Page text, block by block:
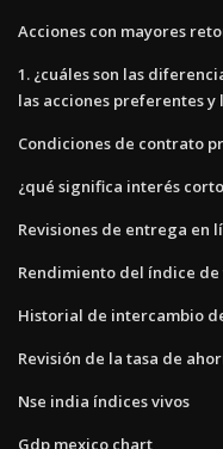
Acciones con mayores
1. ¿cuáles son las
las acciones preferentes y
Condiciones de contrato
¿qué significa interés corto
Revisiones de entrega en
Rendimiento del índice
Historial de intercambio
Revisión de la tasa de
Nse india índices vivos
Gdp mexico chart